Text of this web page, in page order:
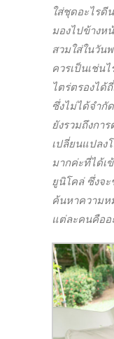
ใส่ชุดอะไรดี
มองไปข้างห
สวมใส่ในวัน
ควรเป็นเช่น
ไตร่ตรองได้
ซึ่งไม่ได้จำกั
ยังรวมถึงกา
เปลี่ยนแปลง
มากค่ะที่ได้เ
ยูนิโคล่ ซึ่งจ
ค้นหาความห
แต่ละคนคืออ